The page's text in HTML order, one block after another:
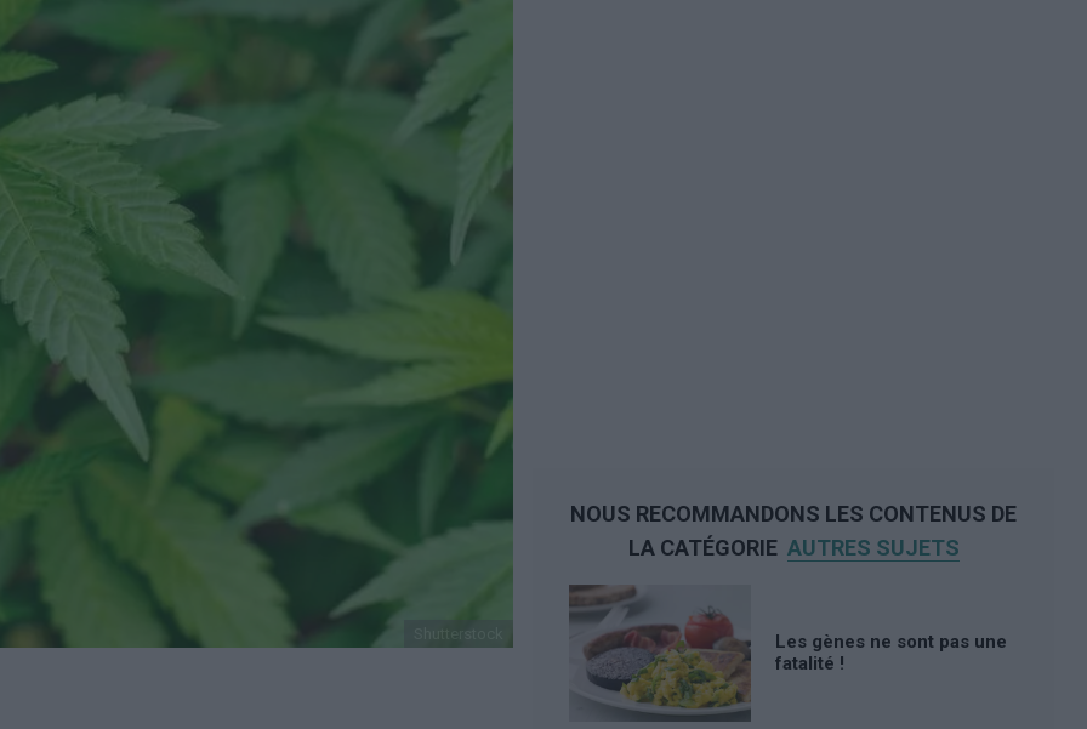
NOUS RECOMMANDONS LES CONTENUS DE
LA CATÉGORIE AUTRES SUJETS
Les gènes ne sont pas une
fatalité !